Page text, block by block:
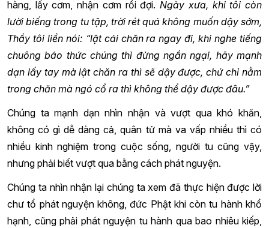
hàng, lấy cơm, nhận cơm rồi đợi.Ngày xưa, khi tôi còn
lười biếng trong tu tập, trời rét quá không muốn dậy sớm,
Thầy tôi liền nói: “lật cái chăn ra ngay đi, khi nghe tiếng
chuông báo thức chúng thì đừng ngần ngại, hãy mạnh
dạn lấy tay mà lật chăn ra thì sẽ dậy được, chứ chỉ nằm
trong chăn mà ngó cổ ra thì không thể dậy được đâu.”
Chúng ta mạnh dạn nhìn nhận và vượt qua khó khăn,
không có gì dễ dàng cả, quân tử mà va vấp nhiều thì có
nhiều kinh nghiệm trong cuộc sống, người tu cũng vậy,
nhưng phải biết vượt qua bằng cách phát nguyện.
Chúng ta nhìn nhận lại chúng ta xem đã thực hiện được lời
chư tổ phát nguyện không, đức Phật khi còn tu hành khổ
hạnh, cũng phải phát nguyện tu hành qua bao nhiêu kiếp,